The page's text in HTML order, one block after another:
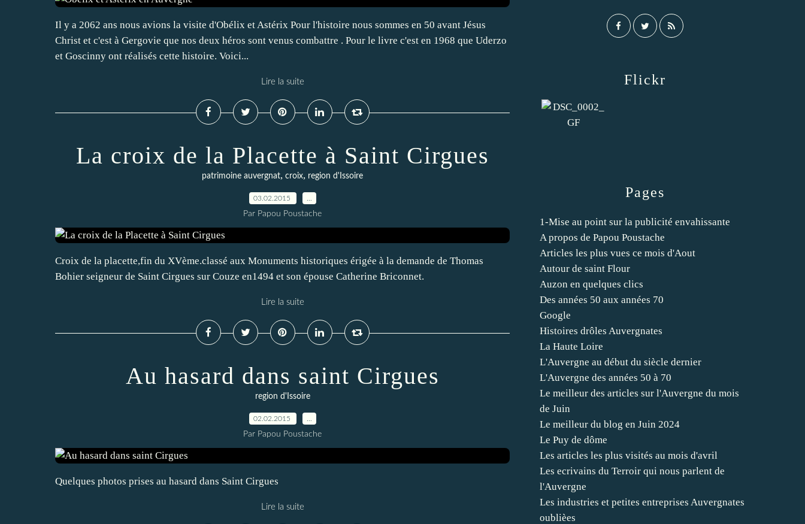
Il y a 2062 ans nous avions la visite d'Obélix et Astérix Pour l'histoire nous sommes en 50 avant Jésus
Christ et c'est à Gergovie que nos deux héros sont venus combattre . Pour le livre c'est en 1968 que Uderzo
et Goscinny ont réalisés cette histoire. Voici...
Lire la suite
La croix de la Placette à Saint Cirgues
patrimoine auvergnat, croix, region d'Issoire
03.02.2015
Par Papou Poustache
Croix de la placette,fin du XVème.classé aux Monuments historiques érigée à la demande de Thomas
Bohier seigneur de Saint Cirgues sur Couze en1494 et son épouse Catherine Briconnet.
Lire la suite
Au hasard dans saint Cirgues
region d'Issoire
02.02.2015
Par Papou Poustache
Quelques photos prises au hasard dans Saint Cirgues
Lire la suite
Pages
1-Mise au point sur la publicité envahissante
A propos de Papou Poustache
Articles les plus vues ce mois d'Aout
Autour de saint Flour
Auzon en quelques clics
Des années 50 aux années 70
Google
Histoires drôles Auvergnates
La Haute Loire
L'Auvergne au début du siècle dernier
L'Auvergne des années 50 à 70
Le meilleur des articles sur l'Auvergne du mois
de Juin
Le meilleur du blog en Juin 2024
Le Puy de dôme
Les articles les plus visités au mois d'avril
Les ecrivains du Terroir qui nous parlent de
l'Auvergne
Les industries et petites entreprises Auvergnates
oublièes
Flickr